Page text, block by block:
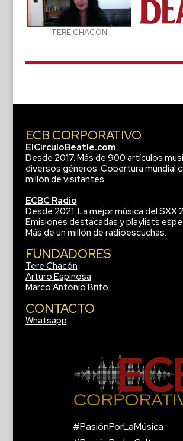
TERE CHACÓN
ECB CORPORATIVO
ElCirculoBeatle.com
Desde 2017. Más de 900 artículos
diversos géneros. Cobertura mundial
millón de visitantes.
ECBC Radio
Desde 2021. La mejor música del SXX
Emisiones destacadas y playlists
Más de un millón de radioescuchas.
FUNDADORES
Tere Chacón
Arturo Espinosa
Marco Antonio Brito
CONTACTO
Whatsapp
#PasiónPorLaMúsica